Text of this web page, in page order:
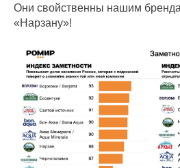
Они свойственны нашим
«Нарзану»!